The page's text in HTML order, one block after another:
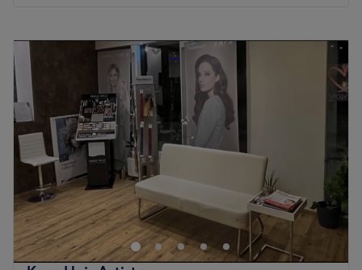
Samstag
Sonntag
Zurück zur Salonansicht